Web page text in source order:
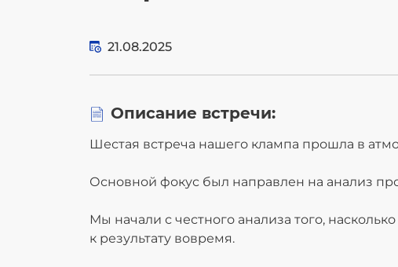
21.08.2025
Описание встречи:
Шестая встреча нашего клампа прошла в
Основной фокус был направлен на анализ
Мы начали с честного анализа того,
к результату вовремя.